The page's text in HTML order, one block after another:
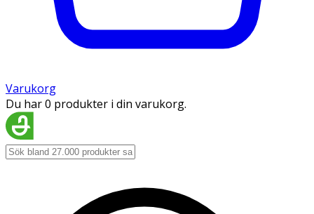
Varukorg
Du har 0 produkter i din varukorg.